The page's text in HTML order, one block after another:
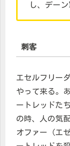
し、デー
刺客
エセルフリー
やって来る。
ートレッドた
の時、人の気配
オファー（エ